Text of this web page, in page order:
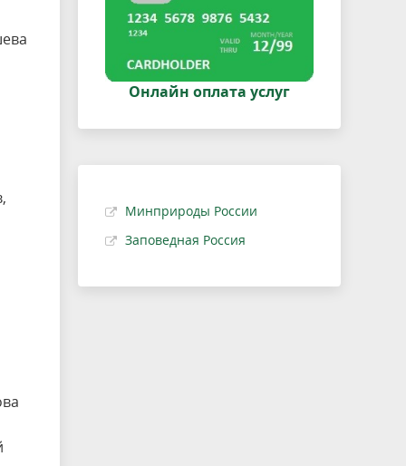
Онлайн оплата услуг
Минприроды России
Заповедная Россия